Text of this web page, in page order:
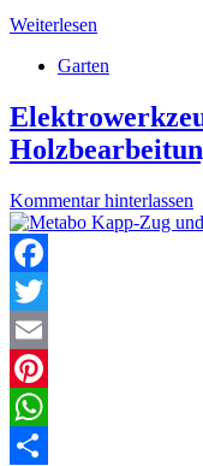
Weiterlesen
Garten
Kommentar hinterlassen
Facebook
Twitter
Email
Pinterest
WhatsApp